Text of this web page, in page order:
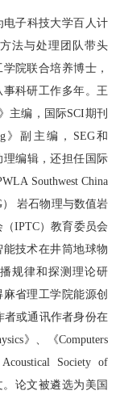
子科技大学百人计
法与处理团队带头
院联合培养博士，
科研工作多年。王
》主编，国际SCI期刊
》副主编， SEG和
理编辑，还担任国际
Southwest China
）
岩石物理与数值岩
（IPTC）教育委员会
技术在井筒地球物
规律和探测理论研
省理工学院能源创
者或通讯作者身份在
》、《Computers
Society of
论文被遴选为美国